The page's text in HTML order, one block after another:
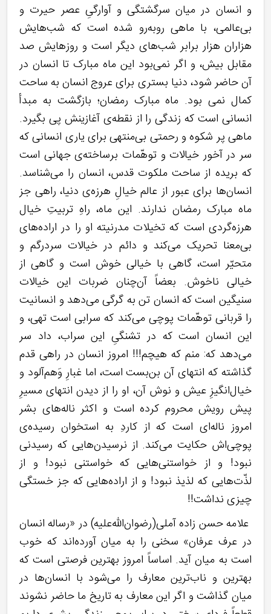
و انسان در میان سرگشتگی و آوارگیِ عصر حیرت و
بی‌عالمی، با ماهی روبه‌رو شده است که شب‌هایش
هزاران هزار برابر شب‌های دیگر است و روزهایش صد
مقابل بیش، و اگر نمی‌بود این ماه مبارک تا انسان در
آن حاضر شود، دنیا بستری برای عروج انسان به ساحت
کمال نمی بود. ماه مبارک رمضان؛ بازگشت به مبدأ
انسانی است که زندگی را از نقطه‌ی آغازینش پی بگیرد.
ماهی پر شکوه و رحمتی بی‌منتهی برای یاری انسانی که
سر در آخور خیالات و توهّمات برساخته‌ی جهانی است
که بریده از ساحت ملکوت قدس، انسان را می‌شناسد.
انسان‌ها برای عبور از عالم خیالِ هرزه‌ی دنیا، راهی جز
ماه مبارک رمضان ندارند. این ماه، راهِ تربیتِ خیال
هرزه‌گردی است که تخیلات مدرنیته او را در اراده‌های
بی‌معنا تحریک می‌کند و دائم در خیالات سردرگم و
متحیّر است، گاهی با خیالی خوش است و گاهی از
خیالی ناخوش. بعضاً آن‌چنان ضربات این خیالات
سنیگین است که انسان تن به گرگی می‌دهد و انسانیت
را قربانی توهّمات پوچی می‌کند که سرابی است تهی، و
این انسان است که در تشنگیِ این سراب، داد سر
می‌دهد که: منم که هیچم!!! امروز انسان در راهی قدم
گذاشته که انتهای آن بن‌بست است، اما غبارِ وَهم‌آلود و
خیال‌انگیزِ عیش و نوش آن، او را از دیدن انتهای مسیرِ
پیش رویش محروم کرده است و اکثر ناله‌های بشر
امروز ناله‌ای است که از کاردِ به استخوان رسیده‌ی
پوچی‌اش حکایت می‌کند. از نرسیدن‌هایی که رسیدنی
نبود! و از خواستنی‌هایی که خواستنی نبود! و از
لذّت‌هایی که لذیذ نبود! و از اراده‌هایی که جز خستگی
چیزی نداشت!!
علامه حسن زاده آملی(رضوان‌الله‌علیه) در «رساله انسان
در عرف عرفان» سخنی را به میان آورده‌اند که خوب
است به میان آید. اساساً امروز بهترین فرصتی است که
بهترین و ناب‌ترین معارف را می‌شود با انسان‌ها در
میان گذاشت و اگر این معارف به تاریخ ما حاضر نشوند